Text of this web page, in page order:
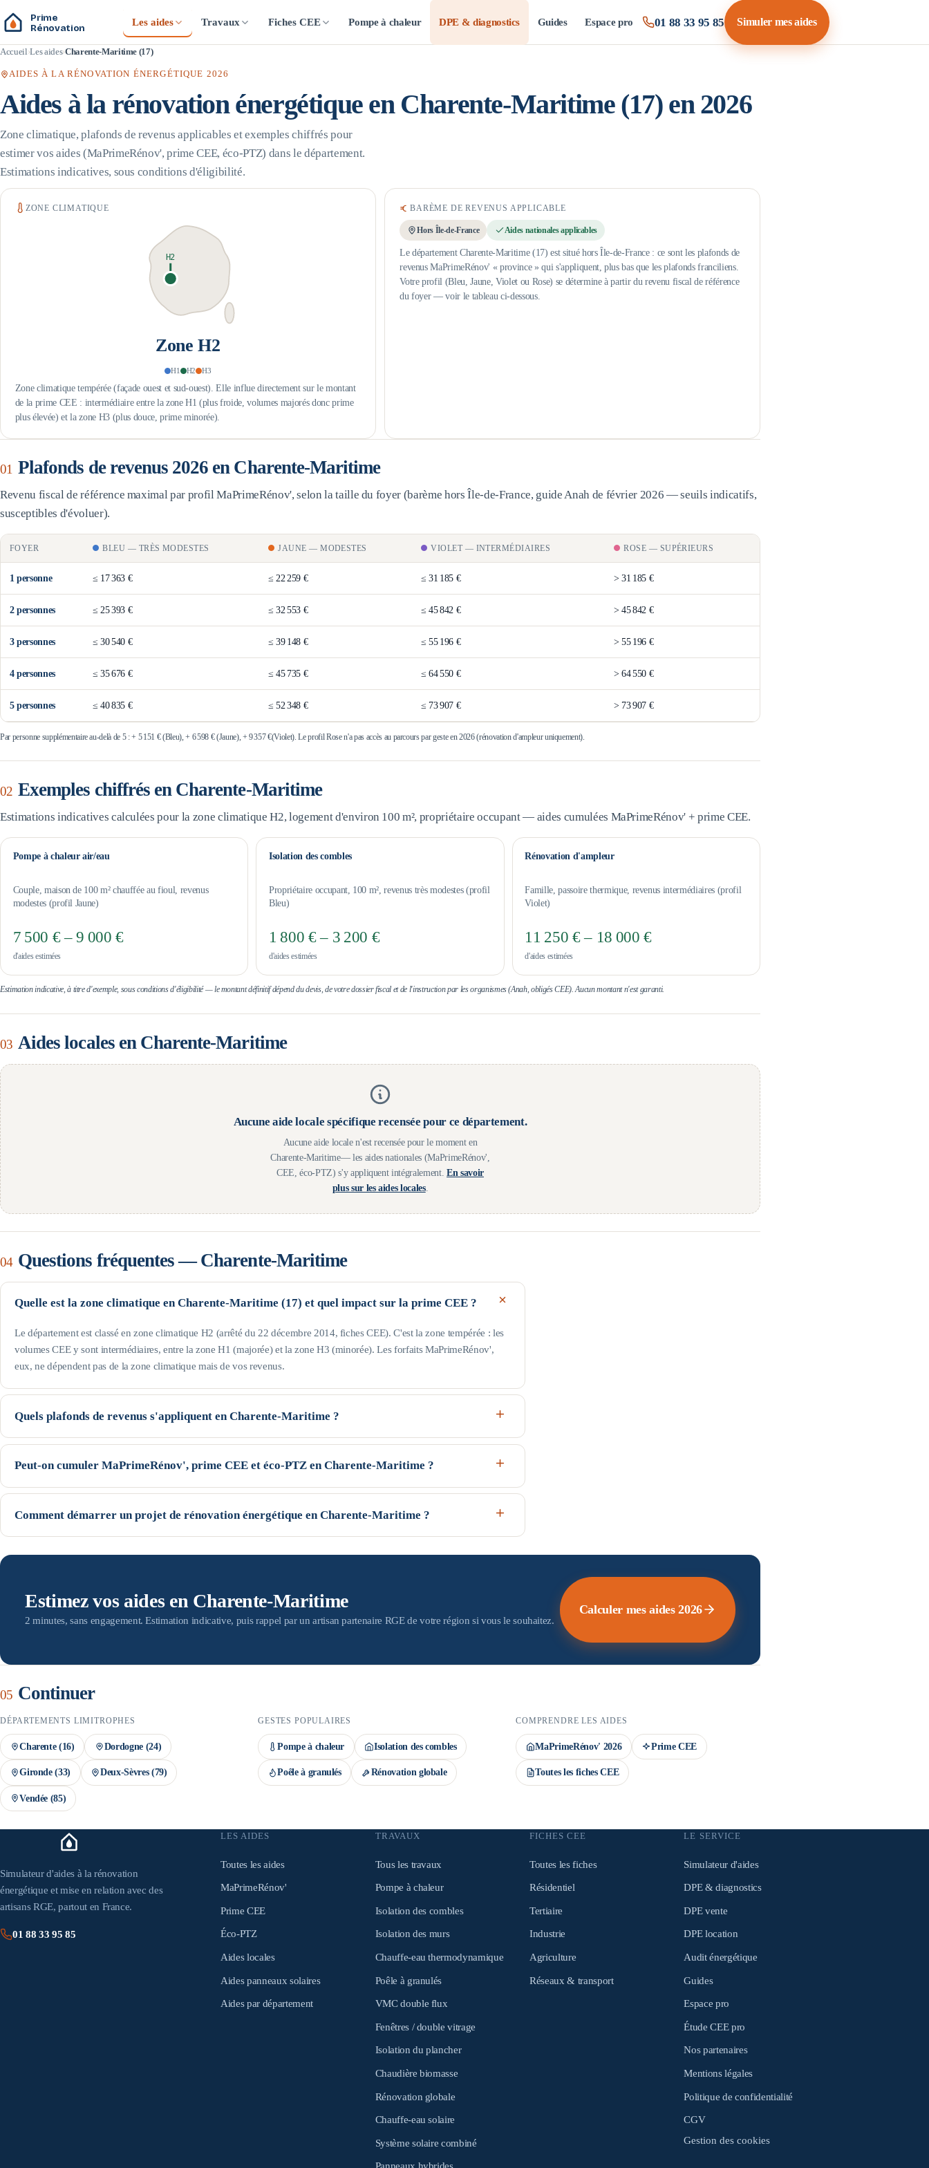
Prime
Rénovation
Les aides Travaux Fiches CEE Pompe à chaleur DPE & diagnostics Guides Espace pro 01 88 33 95 85 Simuler mes aides
Accueil Les aides Charente-Maritime (17)
AIDES À LA RÉNOVATION ÉNERGÉTIQUE 2026
Aides à la rénovation énergétique en Charente-Maritime(17) en 2026
Zone climatique, plafonds de revenus applicables et exemples chiffrés pour
estimer vos aides (MaPrimeRénov', prime CEE, éco-PTZ) dans le département.
Estimations indicatives, sous conditions d'éligibilité.
ZONE CLIMATIQUE
H2
ZoneH2
H1 H2 H3
Zone climatique tempérée (façade ouest et sud-ouest). Elle influe directement sur le montant
de la prime CEE : intermédiaire entre la zone H1 (plus froide, volumes majorés donc prime
plus élevée) et la zone H3 (plus douce, prime minorée).
BARÈME DE REVENUS APPLICABLE
Hors Île-de-France Aides nationales applicables
Le département Charente-Maritime (17) est situé hors Île-de-France : ce sont les plafonds de
revenus MaPrimeRénov' « province » qui s'appliquent, plus bas que les plafonds franciliens.
Votre profil (Bleu, Jaune, Violet ou Rose) se détermine à partir du revenu fiscal de référence
du foyer — voir le tableau ci-dessous.
01 Plafonds de revenus 2026 en Charente-Maritime
Revenu fiscal de référence maximal par profil MaPrimeRénov', selon la taille du foyer (barème hors Île-de-France, guide Anah de février 2026 — seuils indicatifs,
susceptibles d'évoluer).
FOYER BLEU — TRÈS MODESTES JAUNE — MODESTES VIOLET — INTERMÉDIAIRES ROSE — SUPÉRIEURS
1personne ≤ 17 363 € ≤22 259 € ≤31 185 € >31 185 €
2personnes ≤25 393 € ≤32 553 € ≤45 842 € >45 842 €
3personnes ≤30 540 € ≤39 148 € ≤55 196 € >55 196 €
4personnes ≤35 676 € ≤45 735 € ≤64 550 € >64 550 €
5personnes ≤40 835 € ≤52 348 € ≤ 73 907 € > 73 907 €
Par personne supplémentaire au-delà de 5 : + 5 151 €(Bleu), + 6 598 €(Jaune), + 9 357 €(Violet). Le profil Rose n'a pas accès au parcours par geste en 2026 (rénovation d'ampleur uniquement).
02 Exemples chiffrés en Charente-Maritime
Estimations indicatives calculées pour la zone climatique H2, logement d'environ 100 m², propriétaire occupant — aides cumulées MaPrimeRénov' + prime CEE.
Pompe à chaleur air/eau
Couple, maison de 100 m² chauffée au fioul, revenus
modestes (profil Jaune)
7 500 € – 9 000 €
d'aides estimées
Isolation des combles
Propriétaire occupant, 100 m², revenus très modestes (profil
Bleu)
1 800 € – 3 200 €
d'aides estimées
Rénovation d'ampleur
Famille, passoire thermique, revenus intermédiaires (profil
Violet)
11 250 € – 18 000 €
d'aides estimées
Estimation indicative, à titre d'exemple, sous conditions d'éligibilité — le montant définitif dépend du devis, de votre dossier fiscal et de l'instruction par les organismes (Anah, obligés CEE). Aucun montant n'est garanti.
03 Aides locales en Charente-Maritime
Aucune aide locale spécifique recensée pour ce département.
Aucune aide locale n'est recensée pour le moment en
Charente-Maritime— les aides nationales (MaPrimeRénov',
CEE, éco-PTZ) s'y appliquent intégralement. En savoir
plus sur les aides locales.
04 Questions fréquentes —Charente-Maritime
Quelle est la zone climatique en Charente-Maritime (17) et quel impact sur la prime CEE ?
Le département est classé en zone climatique H2 (arrêté du 22 décembre 2014, fiches CEE). C'est la zone tempérée : les
volumes CEE y sont intermédiaires, entre la zone H1 (majorée) et la zone H3 (minorée). Les forfaits MaPrimeRénov',
eux, ne dépendent pas de la zone climatique mais de vos revenus.
Quels plafonds de revenus s'appliquent en Charente-Maritime ?
Le département est hors Île-de-France : pour une personne seule, le profil Bleu (très modestes) va jusqu'à 17 363 € de
revenu fiscal de référence, le Jaune jusqu'à 22 259 € et le Violet jusqu'à 31 185 € ; au-delà, profil Rose. Les plafonds
Peut-on cumuler MaPrimeRénov', prime CEE et éco-PTZ en Charente-Maritime ?
Oui, ces trois dispositifs nationaux sont cumulables sur un même projet, sous conditions d'éligibilité : MaPrimeRénov' et
la prime CEE se déduisent du devis (avec un écrêtement selon votre profil), et l'éco-PTZ — jusqu'à 50 000 € sans intérêts
Comment démarrer un projet de rénovation énergétique en Charente-Maritime ?
montant définitif n'est confirmé qu'après instruction du dossier.
Estimez vos aides en Charente-Maritime
2 minutes, sans engagement. Estimation indicative, puis rappel par un artisan partenaire RGE de votre région si vous le souhaitez.
Calculer mes aides 2026
05 Continuer
DÉPARTEMENTS LIMITROPHES
Charente(16) Dordogne(24)
Gironde(33) Deux-Sèvres(79)
Vendée (85)
GESTES POPULAIRES
Pompe à chaleur Isolation des combles
Poêle à granulés Rénovation globale
COMPRENDRE LES AIDES
MaPrimeRénov' 2026 Prime CEE
Toutes les fiches CEE
Simulateur d'aides à la rénovation
énergétique et mise en relation avec des
artisans RGE, partout en France.
01 88 33 95 85
LES AIDES
Toutes les aides
MaPrimeRénov'
Prime CEE
Éco-PTZ
Aides locales
Aides panneaux solaires
Aides par département
TRAVAUX
Tous les travaux
Pompe à chaleur
Isolation des combles
Isolation des murs
Chauffe-eau thermodynamique
Poêle à granulés
VMC double flux
Fenêtres / double vitrage
Isolation du plancher
Chaudière biomasse
Rénovation globale
Chauffe-eau solaire
Système solaire combiné
FICHES CEE
Toutes les fiches
Résidentiel
Tertiaire
Industrie
Agriculture
Réseaux & transport
LE SERVICE
Simulateur d'aides
DPE & diagnostics
DPE vente
DPE location
Audit énergétique
Guides
Espace pro
Étude CEE pro
Nos partenaires
Mentions légales
Politique de confidentialité
CGV
Gestion des cookies